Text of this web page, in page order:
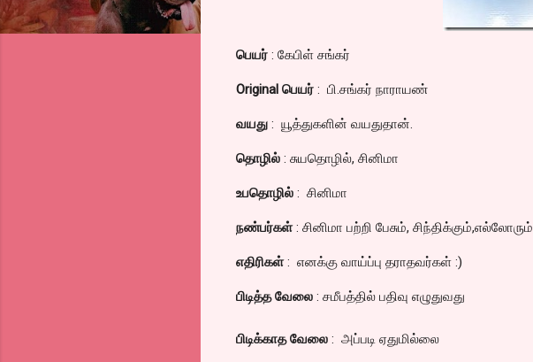
பெயர் : கேபிள் சங்கர்
Original பெயர் : பி.சங்கர் நாராயண்
வயது : யூத்துகளின் வயதுதான்.
தொழில் : சுயதொழில், சினிமா
உபதொழில் : சினிமா
நண்பர்கள்: சினிமா பற்றி பேசும், சிந்திக்கும்,எல்லோரும்
எதிரிகள்: எனக்கு வாய்ப்பு தராதவர்கள் :)
பிடித்த வேலை : சமீபத்தில் பதிவு எழுதுவது
பிடிக்காத வேலை : அப்படி ஏதுமில்லை